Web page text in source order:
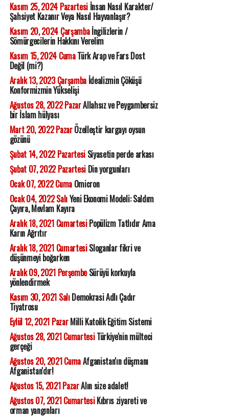
Kasım 25, 2024 Pazartesiİnsan Nasıl Karakter/
Şahsiyet Kazanır Veya Nasıl Hayvanlaşır?
Kasım 20, 2024 Çarşambaİngilizlerin /
Sömürgecilerin Hakkını Verelim
Kasım 15, 2024 CumaTürk Arap ve Fars Dost
Değil (mi?)
Aralık 13, 2023 Çarşambaİdealizmin Çöküşü
Konformizmin Yükselişi
Ağustos 28, 2022 PazarAllahsız ve Peygambersiz
bir İslam hülyası
Mart 20, 2022 PazarÖzelleştir kargayı oysun
gözünü
Şubat 14, 2022 PazartesiSiyasetin perde arkası
Şubat 07, 2022 PazartesiDin yorgunları
Ocak 07, 2022 CumaOmicron
Ocak 04, 2022 SalıYeni Ekonomi Modeli: Saldım
Çayıra, Mevlam Kayıra
Aralık 18, 2021 CumartesiPopülizm Tatlıdır Ama
Karın Ağrıtır
Aralık 18, 2021 CumartesiSloganlar fikri ve
düşünmeyi boğarken
Aralık 09, 2021 PerşembeSürüyü korkuyla
yönlendirmek
Kasım 30, 2021 SalıDemokrasi Adlı Çadır
Tiyatrosu
Eylül 12, 2021 PazarMilli Katolik Eğitim Sistemi
Ağustos 28, 2021 CumartesiTürkiye'nin mülteci
gerçeği
Ağustos 20, 2021 CumaAfganistan'ın düşmanı
Afganistan'dır!
Ağustos 15, 2021 PazarAlın size adalet!
Ağustos 07, 2021 CumartesiKıbrıs ziyareti ve
orman yangınları